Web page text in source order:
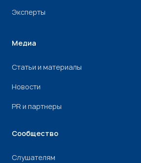
Эксперты
Медиа
Статьи и материалы
Новости
PR и партнеры
Сообщество
Слушателям